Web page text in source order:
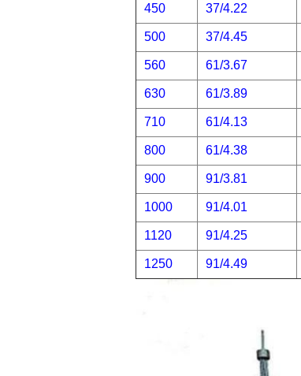
450 37/4.22
500 37/4.45
560 61/3.67
630 61/3.89
710 61/4.13
800 61/4.38
900 91/3.81
1000 91/4.01
1120 91/4.25
1250 91/4.49